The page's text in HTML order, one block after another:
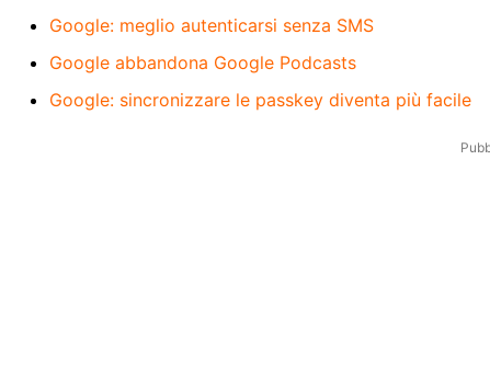
Google: meglio autenticarsi senza SMS
Google abbandona Google Podcasts
Google: sincronizzare le passkey diventa più facile